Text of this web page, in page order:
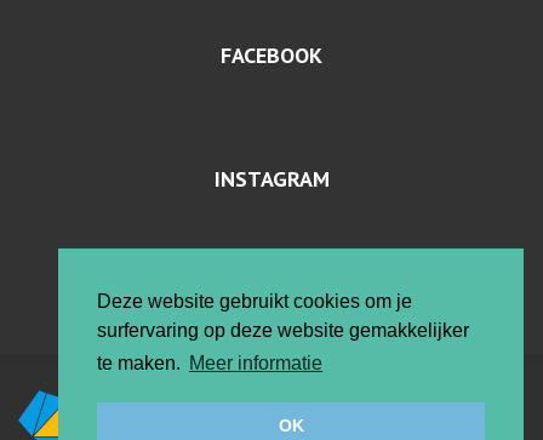
Deze website gebruikt cookies om je
surfervaring op deze website gemakkelijker
te maken. Meer informatie
OK
FACEBOOK
INSTAGRAM
PRIVACYVERKLARING EN COOKIES
Vrije ateliers